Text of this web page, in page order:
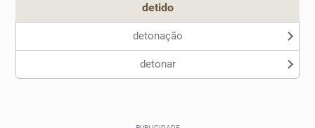
detido
detonação
detonar